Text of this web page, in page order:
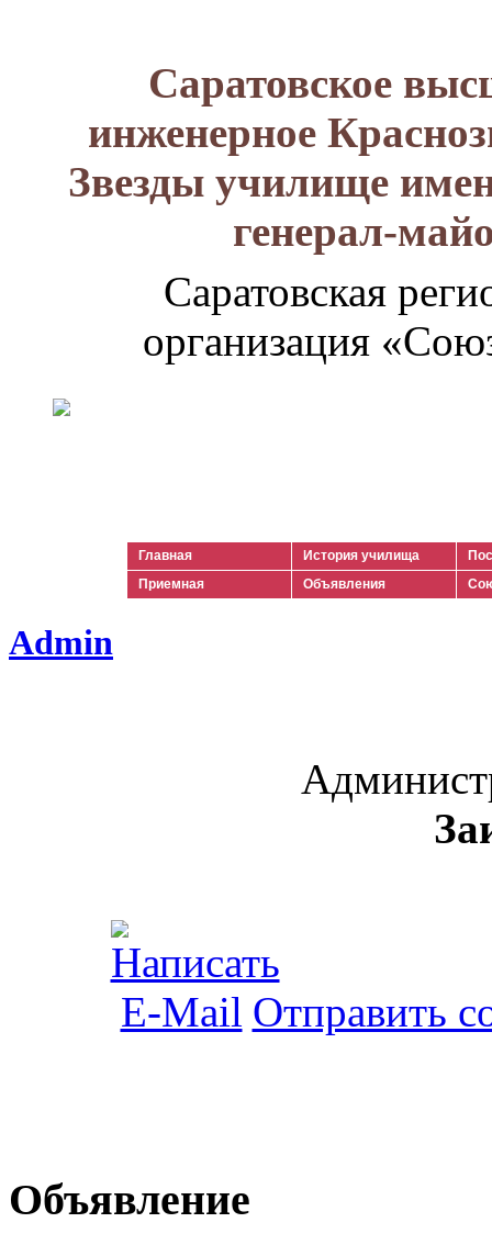
Саратовское
инженерное
Звезды училище
генерал-
Саратовская
организация
Главная История училища
Приемная
Объявления
Admin
Отправить
Объявление